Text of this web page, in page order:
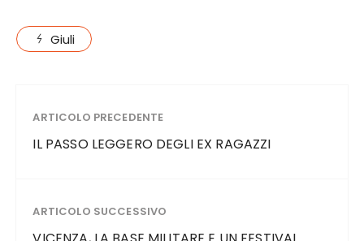
Giuli
ARTICOLO PRECEDENTE
IL PASSO LEGGERO DEGLI EX RAGAZZI
ARTICOLO SUCCESSIVO